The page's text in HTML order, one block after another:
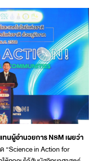
นผู้อำนวยการ NSM เผยว่า
“Science in Action for